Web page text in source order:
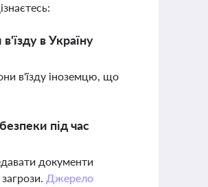
в Україну
в'їзду іноземцю, що
під час
документи
Джерело